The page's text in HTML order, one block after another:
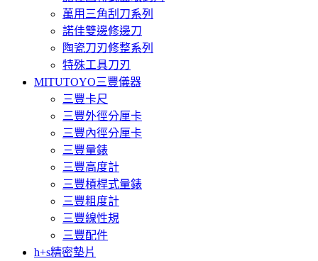
萬用三角刮刀系列
諾佳雙邊修邊刀
陶瓷刀刃修整系列
特殊工具刀刃
MITUTOYO三豐儀器
三豐卡尺
三豐外徑分厘卡
三豐內徑分厘卡
三豐量錶
三豐高度計
三豐槓桿式量錶
三豐粗度計
三豐線性規
三豐配件
h+s精密墊片